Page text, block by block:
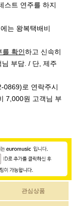
스트 연주를 하지
는 왕복택배비
를 확인하고 신속히
부담. / 단, 제주
0869)로 연락주시
7,000원 고객님 부
관심상품